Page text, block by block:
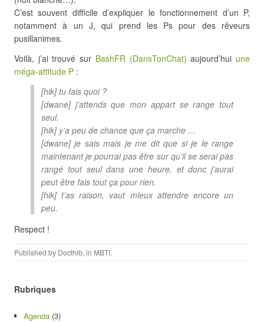
C’est souvent difficile d’expliquer le fonctionnement d’un P,
notamment à un J, qui prend les Ps pour des rêveurs
pusillanimes.
Voilà, j’ai trouvé sur BashFR (DansTonChat) aujourd’hui une
méga-attitude P :
[hik] tu fais quoi ?
[dwane] j’attends que mon appart se range tout
seul.
[hik] y’a peu de chance que ça marche …
[dwane] je sais mais je me dit que si je le range
maintenant je pourrai pas être sur qu’il se serai pas
rangé tout seul dans une heure, et donc j’aurai
peut être fais tout ça pour rien.
[hik] t’as raison, vaut mieux attendre encore un
peu.
Respect !
Published by Docthib, in MBTI.
Rubriques
Agenda (3)